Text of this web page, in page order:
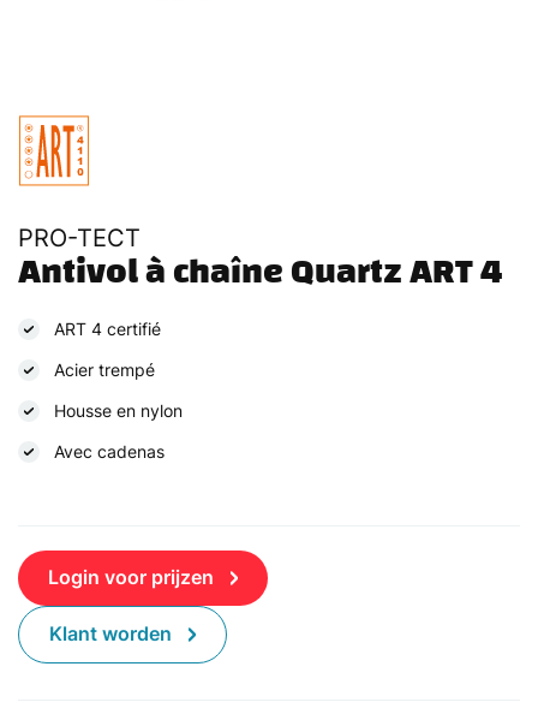
PRO-TECT
Antivol à chaîne Quartz ART 4
ART 4 certifié
Acier trempé
Housse en nylon
Avec cadenas
Login voor prijzen
Klant worden